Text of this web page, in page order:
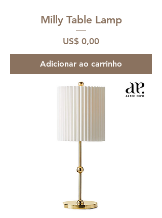
Milly Table Lamp
Preço
US$ 0,00
Adicionar ao carrinho